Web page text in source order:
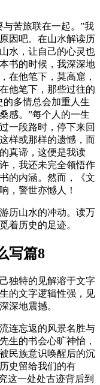
苦旅联在一起。”我
因吧。在山水解读历
水，让自己的心灵也
书的时候，我深深地
在他笔下，莫高窟，
他笔下，那些过往的
的多情总会加重人生
感。”每个人的一生
一段路时，停下来回
样或那样的遗憾，而
真谛，这便是我读
，我还未完全领悟作
的内涵。然而，《文
，警世亦憾人！
历山水的冲动。读万
着历史的足迹。
写篇8
独特的见解溶于文字
的文字逻辑性强，见
深地震撼。
连忘返的风景名胜与
生的书会心旷神怡，
民族意识唤醒后的沉
史留给我们的有
这一处处古迹背后到